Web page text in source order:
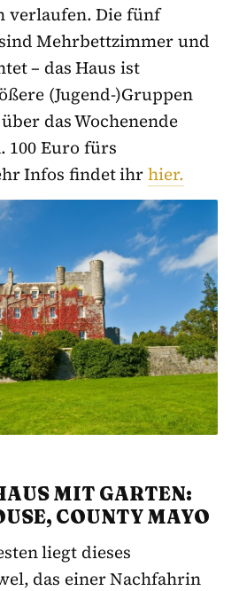
verlaufen. Die fünf
Mehrbettzimmer und
– das Haus ist
(Jugend-)Gruppen
das Wochenende
100 Euro fürs
Infos findet ihrhier.
MIT GARTEN:
COUNTY MAYO
liegt dieses
das einer Nachfahrin